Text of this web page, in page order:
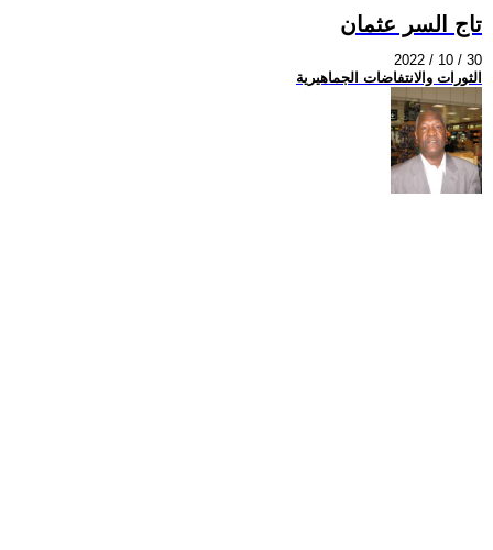
تاج السر عثمان
2022 / 10 / 30
الثورات والانتفاضات الجماهيرية